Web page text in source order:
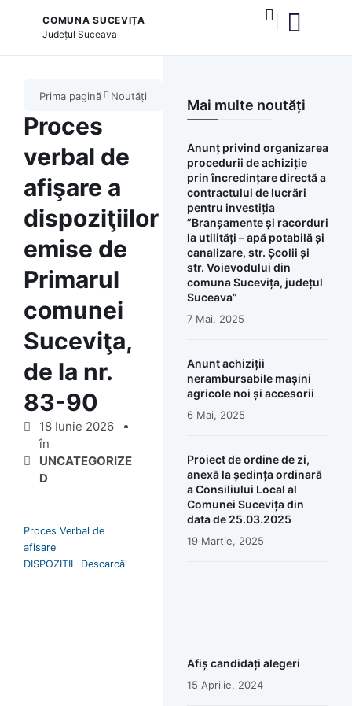
COMUNA SUCEVIȚA
JudețulSuceava
Prima pagină Noutăți
Proces
verbal de
afişare a
dispoziţiilor
emise de
Primarul
comunei
Suceviţa,
de la nr.
83-90
18 Iunie 2026
în
UNCATEGORIZE
D
Proces Verbal de
afisare
DISPOZITII
Descarcă
Mai multe noutăți
Anunț privind organizarea
procedurii de achiziție
prin încredințare directă a
contractului de lucrări
pentru investiția
”Branșamente și racorduri
la utilități – apă potabilă și
canalizare, str. Școlii și
str. Voievodului din
comuna Sucevița, județul
Suceava”
7 Mai, 2025
Anunt achiziții
nerambursabile mașini
agricole noi și accesorii
6 Mai, 2025
Proiect de ordine de zi,
anexă la ședința ordinară
a Consiliului Local al
Comunei Sucevița din
data de 25.03.2025
19 Martie, 2025
Afiș candidați alegeri
15 Aprilie, 2024